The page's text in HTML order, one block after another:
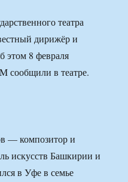
театра
дирижёр и
этом 8 февраля
сообщили в театре.
— композитор и
искусств Башкирии и
в Уфе в семье